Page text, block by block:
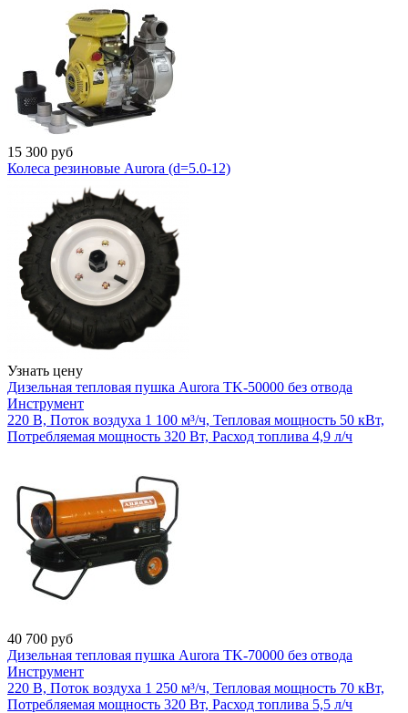
15 300 руб
Колеса резиновые Aurora (d=5.0-12)
Узнать цену
Дизельная тепловая пушка Aurora TK-50000 без отвода
Инструмент
220 В, Поток воздуха 1 100 м³/ч, Тепловая мощность 50 кВт,
Потребляемая мощность 320 Вт, Расход топлива 4,9 л/ч
40 700 руб
Дизельная тепловая пушка Aurora TK-70000 без отвода
Инструмент
220 В, Поток воздуха 1 250 м³/ч, Тепловая мощность 70 кВт,
Потребляемая мощность 320 Вт, Расход топлива 5,5 л/ч